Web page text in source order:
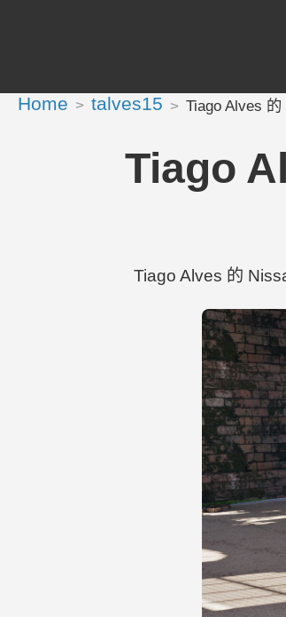
Home talves15 Tiago Alves
Tiago
Tiago Alves 的